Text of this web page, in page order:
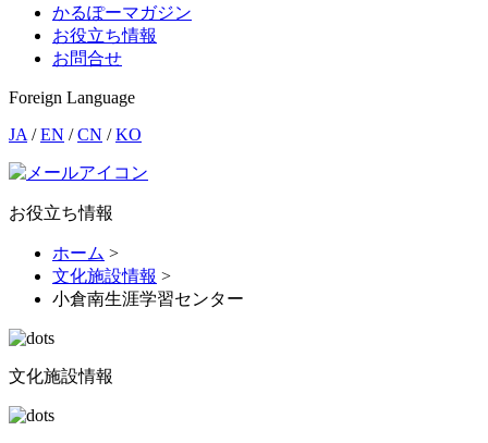
かるぽーマガジン
お役立ち情報
お問合せ
Foreign Language
JA /EN /CN /KO
お役立ち情報
ホーム >
文化施設情報 >
小倉南生涯学習センター
文化施設情報